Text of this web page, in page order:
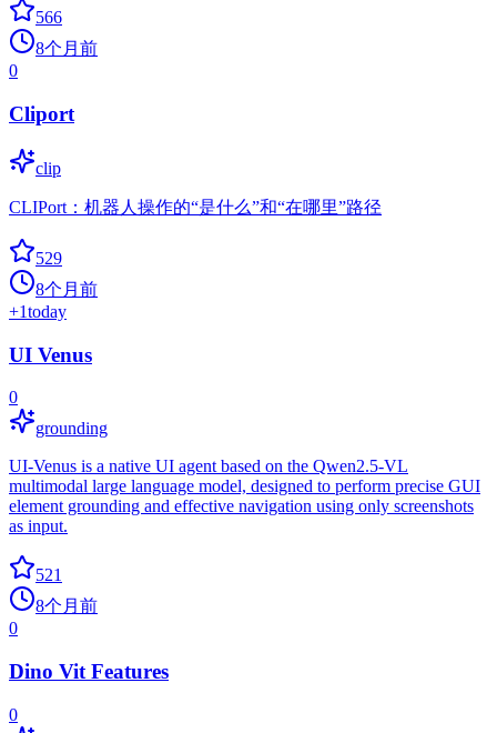
566
8个月前
0
Cliport
clip
CLIPort：机器人操作的“是什么”和“在哪里”路径
529
8个月前
+1today
UI Venus
0
grounding
UI-Venus is a native UI agent based on the Qwen2.5-VL
multimodal large language model, designed to perform precise GUI
element grounding and effective navigation using only screenshots
as input.
521
8个月前
0
Dino Vit Features
0